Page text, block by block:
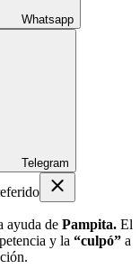
Whatsapp
Telegram
ayuda de Pampita. El
y la “culpó” a